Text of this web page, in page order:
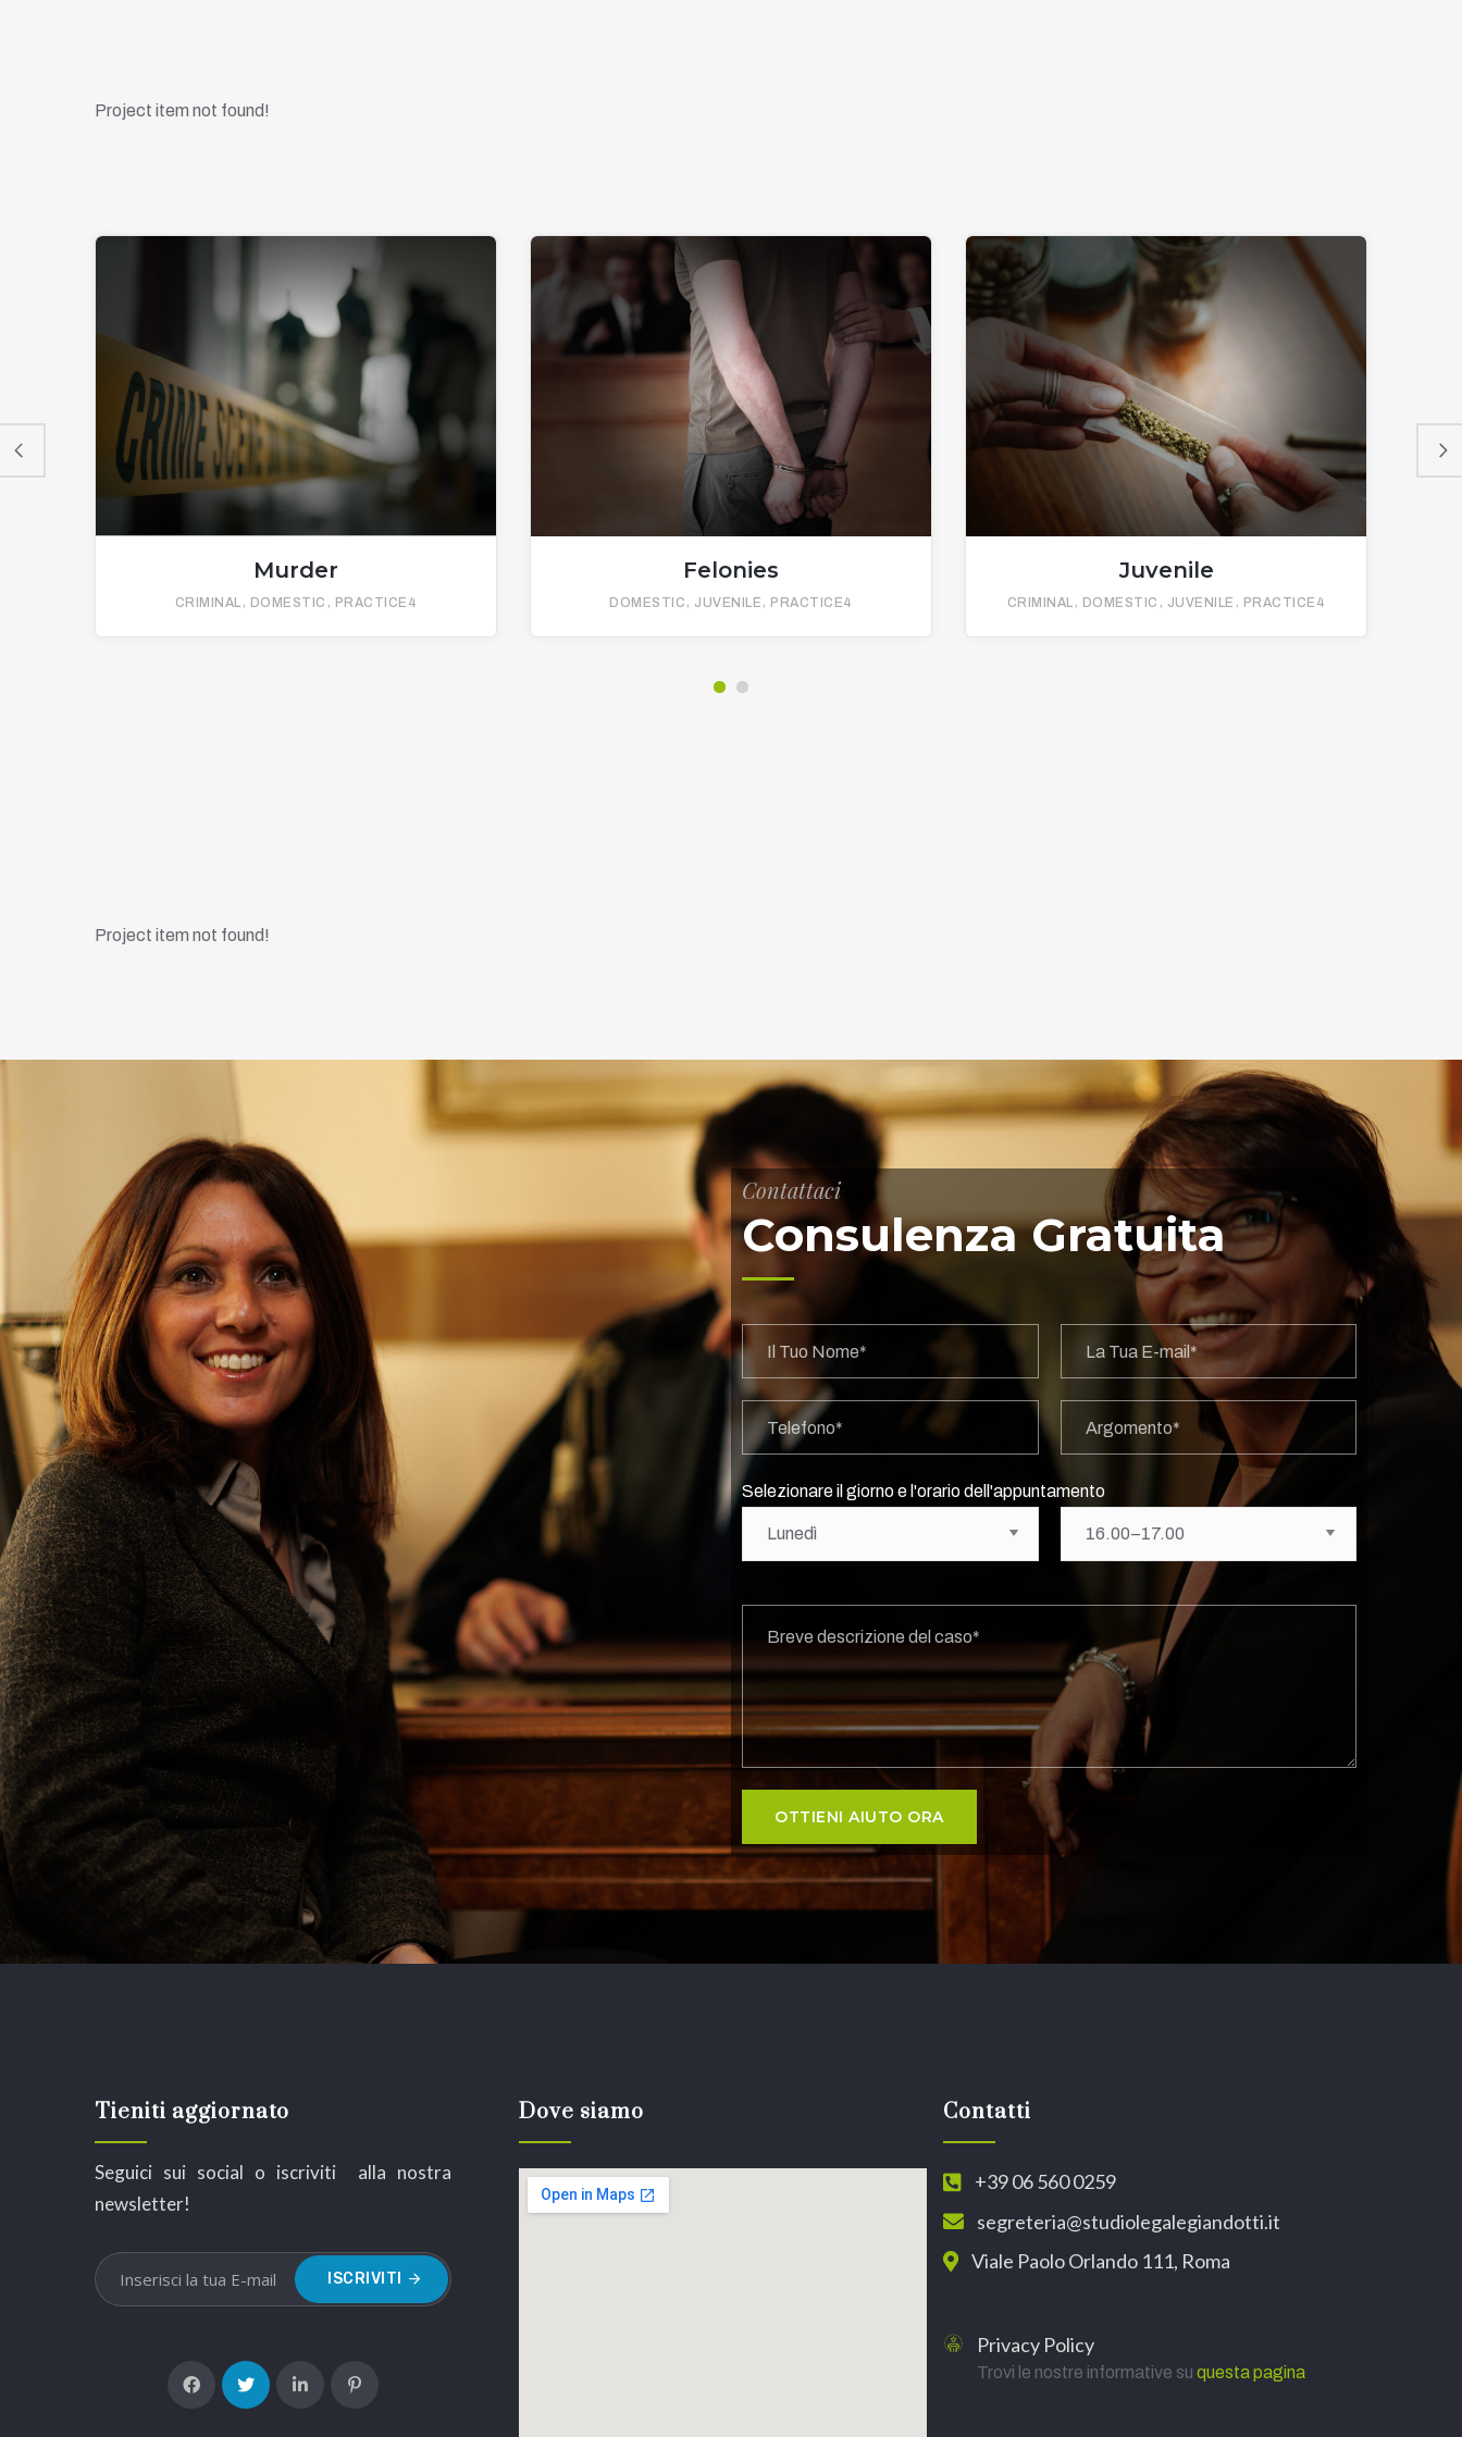
Project item not found!
Murder
CRIMINAL DOMESTIC PRACTICE4
Felonies
DOMESTIC JUVENILE PRACTICE4
Juvenile
CRIMINAL DOMESTIC JUVENILE PRACTICE4
Project item not found!
Contattaci
Consulenza Gratuita
Selezionare il giorno e l'orario dell'appuntamento
Tieniti aggiornato
Seguici sui social o iscriviti alla nostra
newsletter!
ISCRIVITI
Dove siamo Contatti
+39 06 560 0259
segreteria@studiolegalegiandotti.it
Viale Paolo Orlando 111, Roma
Privacy Policy
Trovi le nostre informative su questa pagina